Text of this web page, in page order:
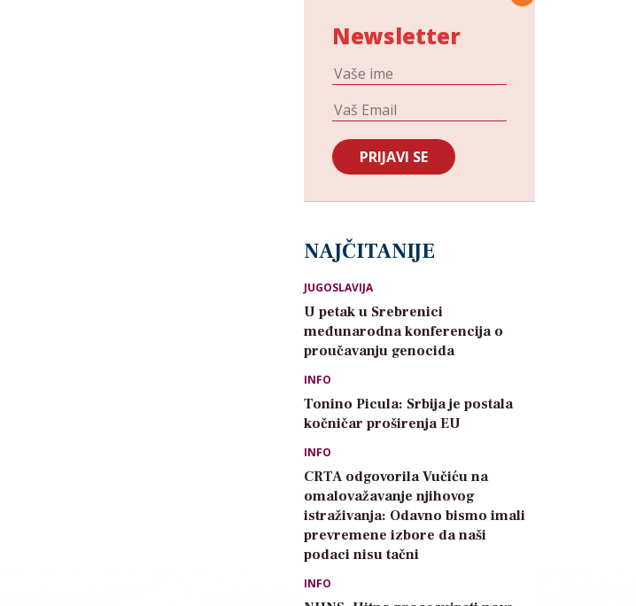
Newsletter
NAJČITANIJE
JUGOSLAVIJA
U petak u Srebrenici
međunarodna konferencija o
proučavanju genocida
INFO
Tonino Picula: Srbija je postala
kočničar proširenja EU
INFO
CRTA odgovorila Vučiću na
omalovažavanje njihovog
istraživanja: Odavno bismo imali
prevremene izbore da naši
podaci nisu tačni
INFO